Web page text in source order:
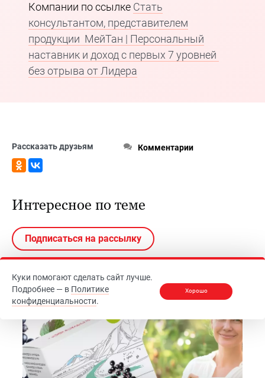
Компании по ссылке Стать
консультантом, представителем
продукции МейТан | Персональный
наставник и доход с первых 7 уровней
без отрыва от Лидера
Рассказать друзьям Комментарии
Интересное по теме
Подписаться на рассылку
Вопросы здоровья
Куки помогают сделать сайт лучше.
Подробнее — в Политике
конфиденциальности.
Хорошо